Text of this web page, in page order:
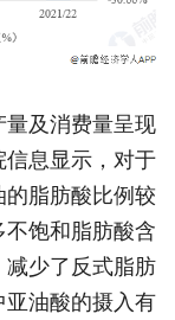
及消费量呈现
信息显示，对于
脂肪酸比例较
饱和脂肪酸含
少了反式脂肪
油酸的摄入有